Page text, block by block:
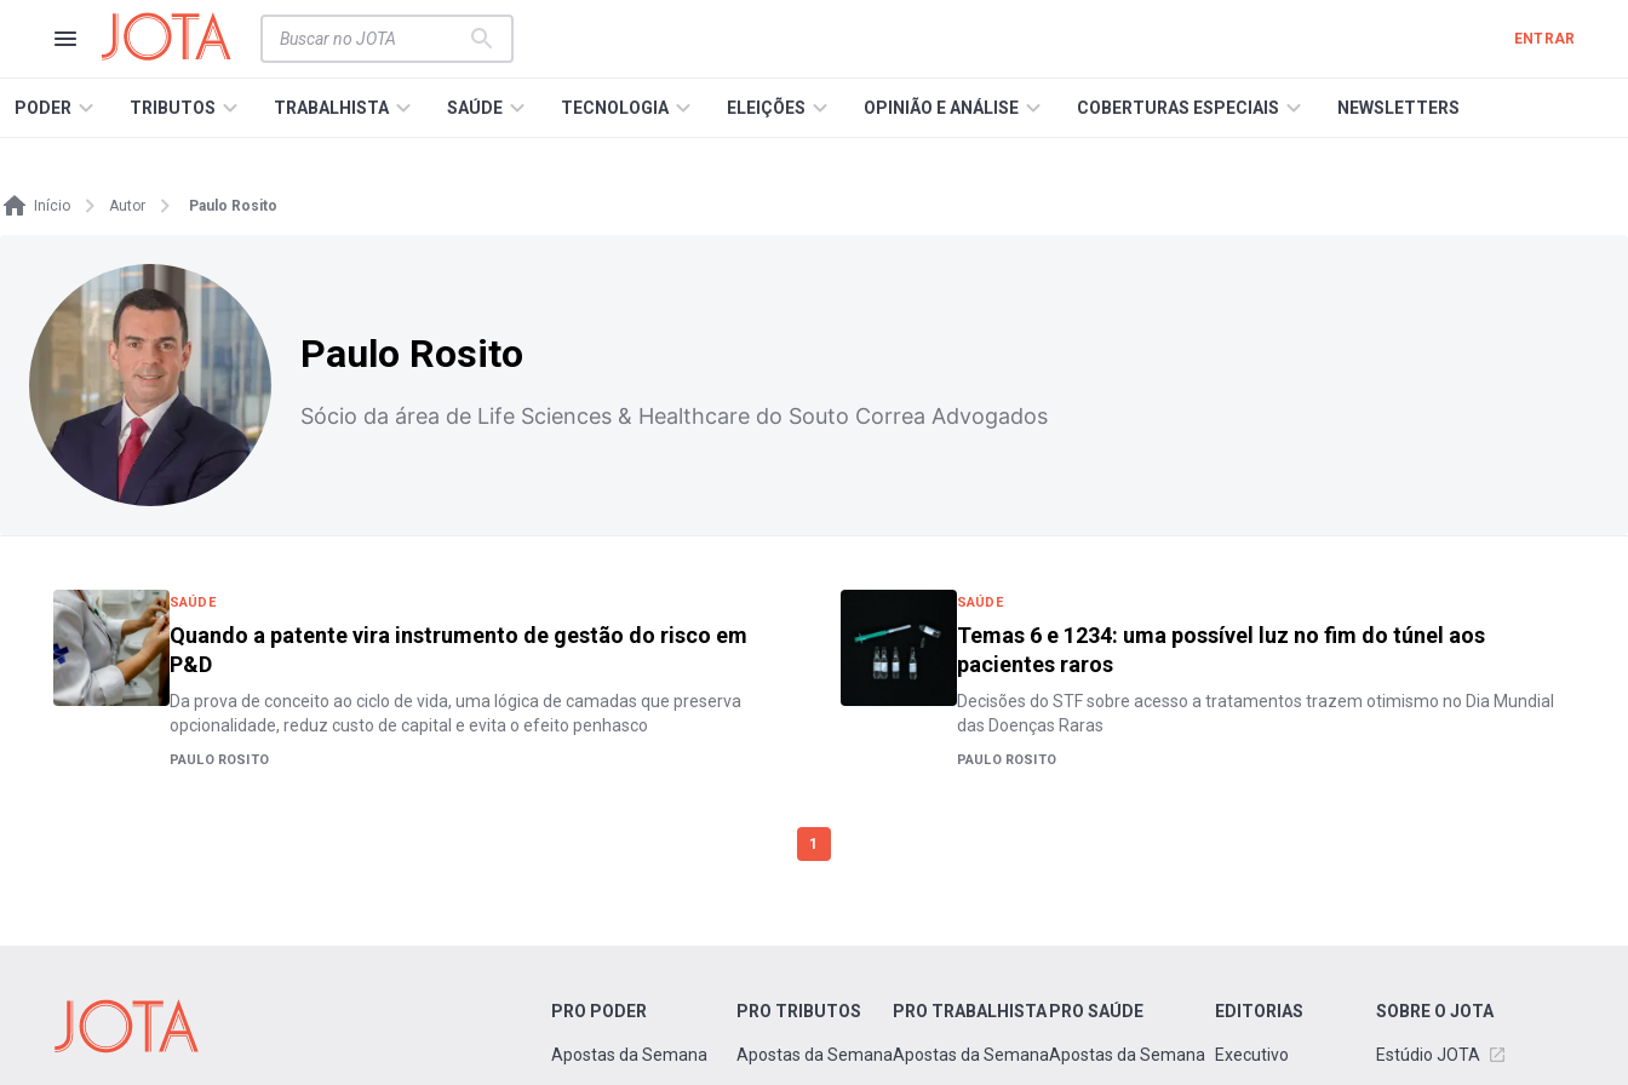
ENTRAR
PODER TRIBUTOS TRABALHISTA SAÚDE TECNOLOGIA ELEIÇÕES OPINIÃO E ANÁLISE COBERTURAS ESPECIAIS NEWSLETTERS
Início Autor Paulo Rosito
Paulo Rosito
Sócio da área de Life Sciences & Healthcare do Souto Correa Advogados
SAÚDE
Quando a patente vira instrumento de gestão do risco em
P&D
Da prova de conceito ao ciclo de vida, uma lógica de camadas que preserva
opcionalidade, reduz custo de capital e evita o efeito penhasco
PAULO ROSITO
SAÚDE
Temas 6 e 1234: uma possível luz no fim do túnel aos
pacientes raros
Decisões do STF sobre acesso a tratamentos trazem otimismo no Dia Mundial
das Doenças Raras
PAULO ROSITO
1
PRO PODER
Apostas da Semana
PRO TRIBUTOS
Apostas da Semana
PRO TRABALHISTA
Apostas da Semana
PRO SAÚDE
Apostas da Semana
EDITORIAS
Executivo
SOBRE O JOTA
Estúdio JOTA